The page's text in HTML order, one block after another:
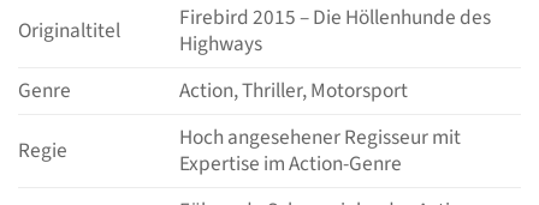
Originaltitel
Firebird 2015 – Die Höllenhunde des
Highways
Genre
Action, Thriller, Motorsport
Regie
Hoch angesehener Regisseur mit
Expertise im Action-Genre